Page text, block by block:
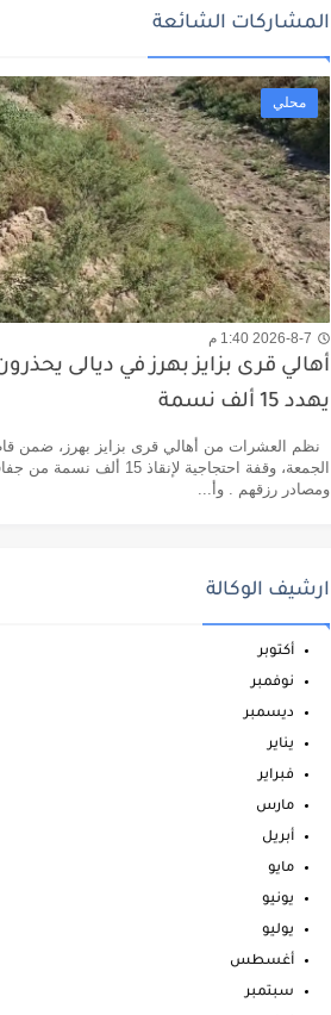
المشاركات الشائعة
محلي
2026-8-7 1:40 م
أهالي قرى بزايز بهرز في ديالى
يهدد 15 ألف نسمة
نظم العشرات من أهالي قرى بزايز بهرز، ضمن
الجمعة، وقفة احتجاجية لإنقاذ 15
ومصادر رزقهم . وأ...
ارشيف الوكالة
أكتوبر
نوفمبر
ديسمبر
يناير
فبراير
مارس
أبريل
مايو
يونيو
يوليو
أغسطس
سبتمبر